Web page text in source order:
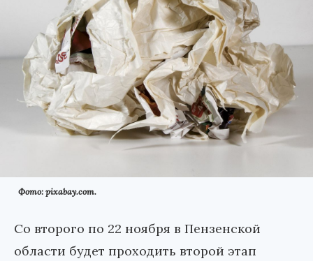
Фото: pixabay.com.
Со второго по 22 ноября в Пензенской
области будет проходить второй этап